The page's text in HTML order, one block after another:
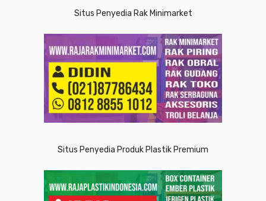
Situs Penyedia Rak Minimarket
Situs Penyedia Produk Plastik Premium